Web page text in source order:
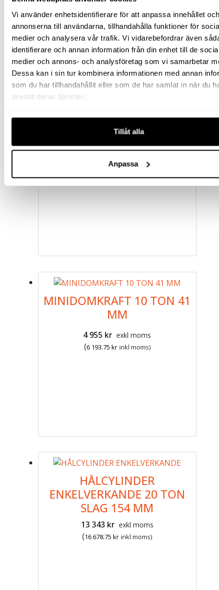
Vi använder enhetsidentifierare för att anpassa innehållet och
annonserna till användarna, tillhandahålla funktioner för
medier och analysera vår trafik. Vi vidarebefordrar även
identifierare och annan information från din enhet till de
medier och annons- och analysföretag som vi samarbetar
Dessa kan i sin tur kombinera informationen med annan
som du har tillhandahållit eller som de har samlat in när du
använt deras tjänster.
Tillåt alla
Anpassa
LÅGPROFILCYLINDER 10 TON
3 646kr
4 557.50kr inkl moms)
MINIDOMKRAFT 10 TON 41
MM
4 955 kr exkl moms
(6 193.75 kr inkl moms)
HÅLCYLINDER
ENKELVERKANDE 20 TON
SLAG 154 MM
13 343 kr exkl moms
(16 678.75kr inkl moms)